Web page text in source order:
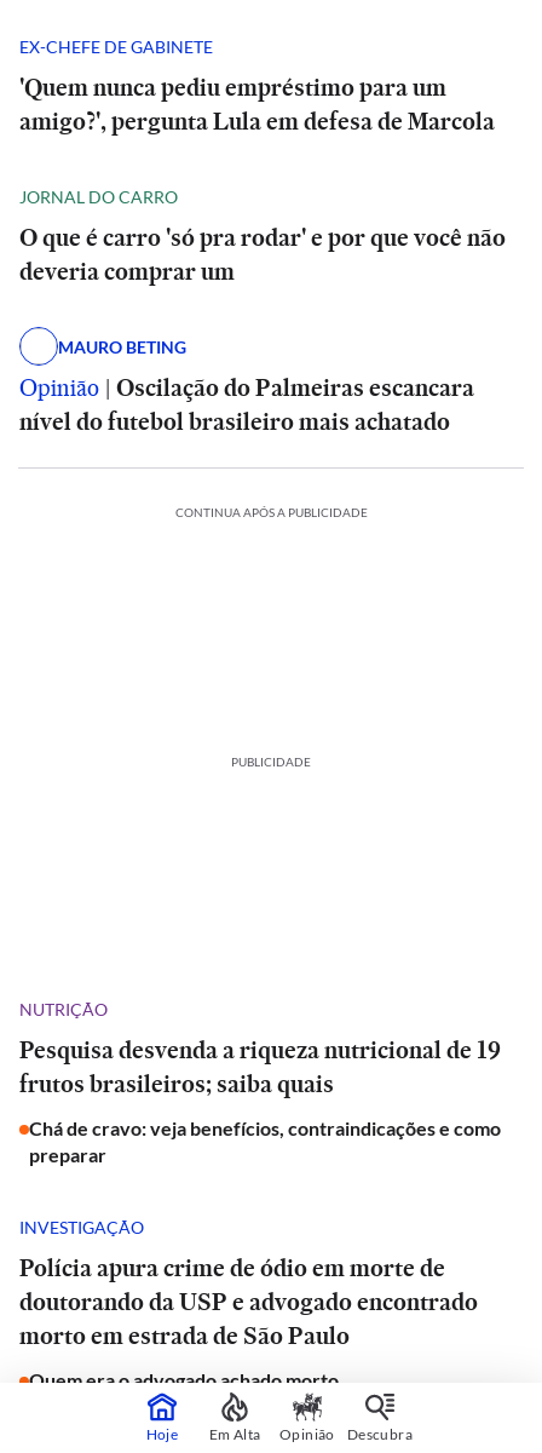
EX-CHEFE DE GABINETE
'Quem nunca pediu empréstimo para um
amigo?', pergunta Lula em defesa de Marcola
JORNAL DO CARRO
O que é carro 'só pra rodar' e por que você não
deveria comprar um
MAURO BETING
Opinião | Oscilação do Palmeiras escancara
nível do futebol brasileiro mais achatado
CONTINUA APÓS A PUBLICIDADE
PUBLICIDADE
NUTRIÇÃO
Pesquisa desvenda a riqueza nutricional de 19
frutos brasileiros; saiba quais
Chá de cravo: veja benefícios, contraindicações e como
preparar
INVESTIGAÇÃO
Polícia apura crime de ódio em morte de
doutorando da USP e advogado encontrado
morto em estrada de São Paulo
Quem era o advogado achado morto
Hoje Em Alta Opinião Descubra